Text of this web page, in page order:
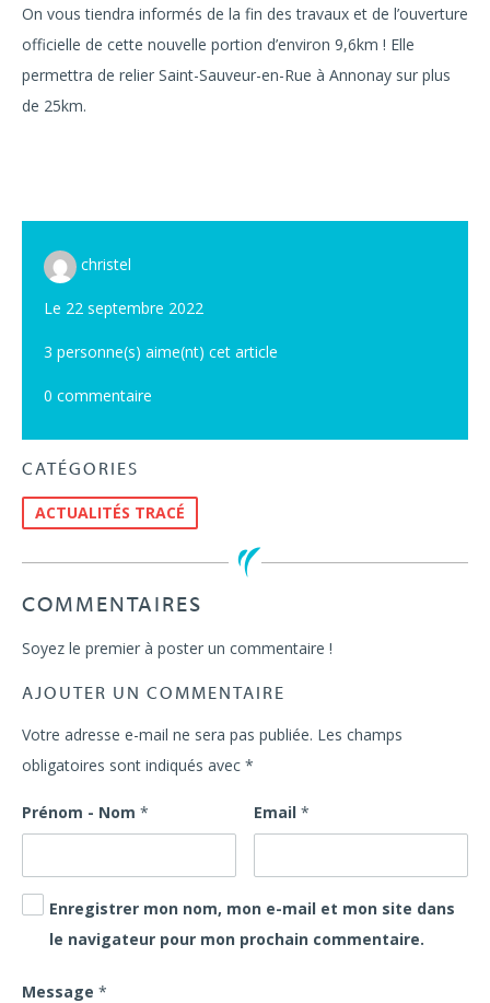
On vous tiendra informés de la fin des travaux et de l’ouverture
officielle de cette nouvelle portion d’environ 9,6km ! Elle
permettra de relier Saint-Sauveur-en-Rue à Annonay sur plus
de 25km.
christel
Le 22 septembre 2022
3 personne(s) aime(nt) cet article
0 commentaire
CATÉGORIES
ACTUALITÉS TRACÉ
COMMENTAIRES
Soyez le premier à poster un commentaire !
AJOUTER UN COMMENTAIRE
Votre adresse e-mail ne sera pas publiée. Les champs
obligatoires sont indiqués avec *
Prénom - Nom * Email *
Enregistrer mon nom, mon e-mail et mon site dans
le navigateur pour mon prochain commentaire.
Message *